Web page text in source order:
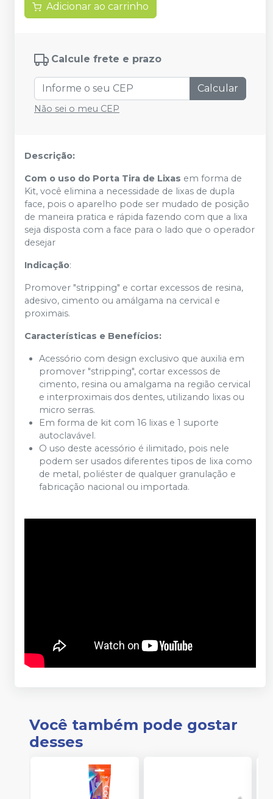
Adicionar ao carrinho
Calcule frete e prazo
Calcular
Não sei o meu CEP
Descrição:
Com o uso do Porta Tira de Lixas em forma de
Kit, você elimina a necessidade de lixas de dupla
face, pois o aparelho pode ser mudado de posição
de maneira pratica e rápida fazendo com que a lixa
seja disposta com a face para o lado que o operador
desejar
Indicação:
Promover "stripping" e cortar excessos de resina,
adesivo, cimento ou amálgama na cervical e
proximais.
Características e Benefícios:
Acessório com design exclusivo que auxilia em
promover "stripping", cortar excessos de
cimento, resina ou amalgama na região cervical
e interproximais dos dentes, utilizando lixas ou
micro serras.
Em forma de kit com 16 lixas e 1 suporte
autoclavável.
O uso deste acessório é ilimitado, pois nele
podem ser usados diferentes tipos de lixa como
de metal, poliéster de qualquer granulação e
fabricação nacional ou importada.
Você também pode gostar
desses